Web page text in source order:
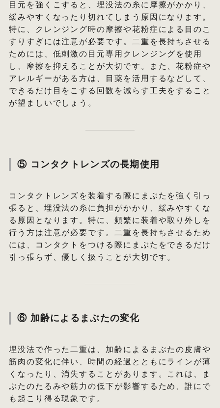
目元を強くこすると、埋没法の糸に摩擦がかかり、
緩みやすくなったり切れてしまう原因になります。
特に、クレンジング時の摩擦や花粉症による目のこ
すりすぎには注意が必要です。二重を長持ちさせる
ためには、低刺激の目元専用クレンジングを使用
し、摩擦を抑えることが大切です。また、花粉症や
アレルギーがある方は、目薬を活用するなどして、
できるだけ目をこする回数を減らす工夫をすること
が望ましいでしょう。
⑤ コンタクトレンズの長期使用
コンタクトレンズを装着する際にまぶたを強く引っ
張ると、埋没法の糸に負担がかかり、緩みやすくな
る原因となります。特に、頻繁に装着や取り外しを
行う方は注意が必要です。二重を長持ちさせるため
には、コンタクトをつける際にまぶたをできるだけ
引っ張らず、優しく扱うことが大切です。
⑥ 加齢によるまぶたの変化
埋没法で作った二重は、加齢によるまぶたの皮膚や
筋肉の変化に伴い、時間の経過とともにラインが薄
くなったり、消失することがあります。これは、ま
ぶたのたるみや筋力の低下が影響するため、誰にで
も起こり得る現象です。